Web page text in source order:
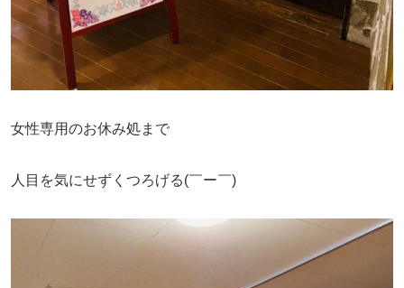
女性専用のお休み処まで
人目を気にせずくつろげる(￣ー￣)